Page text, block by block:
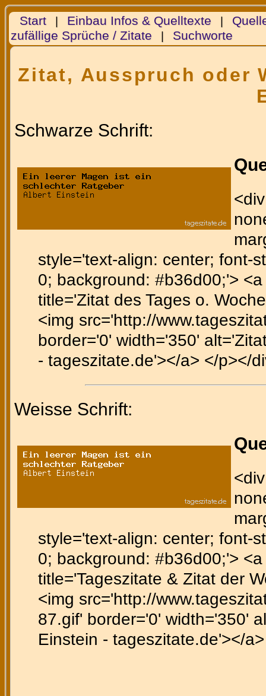
Start| Einbau Infos & Quelltexte |
zufällige Sprüche / Zitate | Suchworte
Zitat, Ausspruch oder
Schwarze Schrift:
style='text-align: center; font-
0; background: #b36d00;'>
title='Zitat des Tages o.
<img src='http://
border='0' width='350'
- tageszitate.de'></a> </p></
Weisse Schrift:
style='text-align: center; font-
0; background: #b36d00;'>
title='Tageszitate & Zitat der
<img src='http://
87.gif' border='0' width='350'
Einstein - tageszitate.de'></